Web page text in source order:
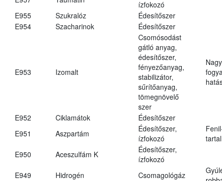
ízfokozó
E955
Szukralóz
Édesítőszer
E954
Szacharinok Édesítőszer
E953 Izomalt
Csomósodást
gátló anyag,
édesítőszer,
fényezőanyag,
stabilizátor,
sűrítőanyag,
tömegnövelő
szer
E952 Ciklamátok
Édesítőszer
E951
Aszpartám
Édesítőszer,
ízfokozó
E950
Aceszulfám K
Édesítőszer,
ízfokozó
E949
Hidrogén Csomagológáz